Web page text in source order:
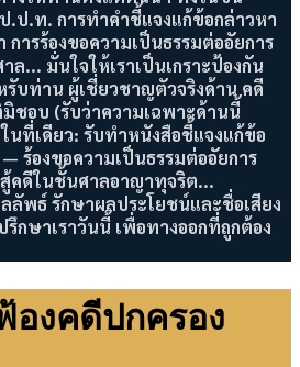
.ป.ท. การทำคำชี้แจงแก้ข้อกล่าวหา
ารร้องขอความเป็นธรรมต่ออัยการ
ล... มั่นใจให้เราเป็นเกราะป้องกัน
บท่าน ผู้เชี่ยวชาญตัวจริงด้าน คดี
ชอบ (รับว่าความเฉพาะด้านนี้
นที่เดียว: รับทำหนังสือชี้แจงแก้ข้อ
ร้องขอความเป็นธรรมต่ออัยการ
คดีในชั้นศาลอาญาทุจริต...
ลัพธ์ รักษาผลประโยชน์และชื่อเสียง
กษาเราวันนี้ เพื่อทางออกที่ถูกต้อง
องคดีปกครอง